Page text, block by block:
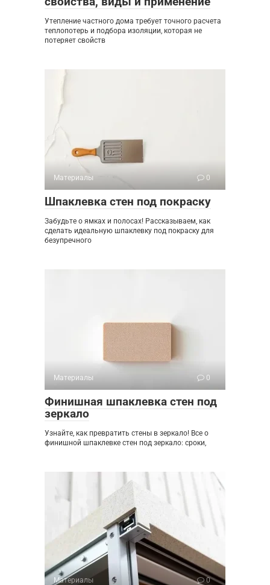
Утепление частного дома требует точного расчета
теплопотерь и подбора изоляции, которая не
потеряет свойств
Материалы 0
Шпаклевка стен под покраску
Забудьте о ямках и полосах! Рассказываем, как
сделать идеальную шпаклевку под покраску для
безупречного
Материалы 0
Финишная шпаклевка стен под
зеркало
Узнайте, как превратить стены в зеркало! Все о
финишной шпаклевке стен под зеркало: сроки,
Материалы 0